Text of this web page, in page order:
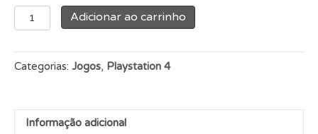
Final
Fantasy
-
The
quantidade
Adicionar ao carrinho
Categorias: Jogos, Playstation 4
Informação adicional